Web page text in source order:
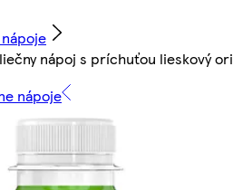
nápoj s príchuťou lieskový
nápoje